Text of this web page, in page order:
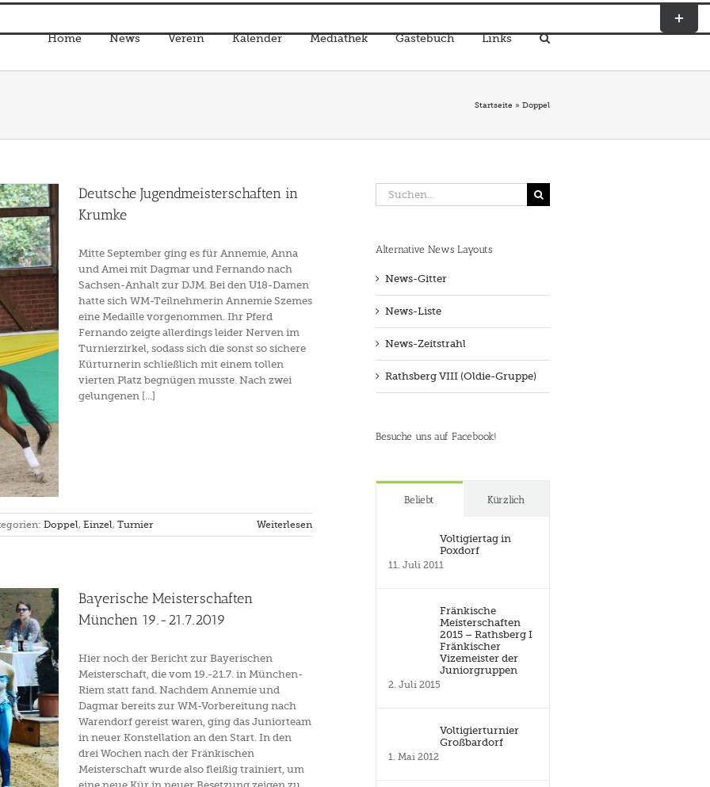
Home News Verein Kalender Mediathek Gästebuch Links
Startseite » Doppel
Deutsche Jugendmeisterschaften in
Krumke
Mitte September ging es für Annemie, Anna
und Amei mit Dagmar und Fernando nach
Sachsen-Anhalt zur DJM. Bei den U18-Damen
hatte sich WM-Teilnehmerin Annemie Szemes
eine Medaille vorgenommen. Ihr Pferd
Fernando zeigte allerdings leider Nerven im
Turnierzirkel, sodass sich die sonst so sichere
Kürturnerin schließlich mit einem tollen
vierten Platz begnügen musste. Nach zwei
gelungenen [...]
Doppel, Einzel, Turnier Weiterlesen
Bayerische Meisterschaften
München 19.-21.7.2019
Hier noch der Bericht zur Bayerischen
Meisterschaft, die vom 19.-21.7. in München-
Riem statt fand. Nachdem Annemie und
Dagmar bereits zur WM-Vorbereitung nach
Warendorf gereist waren, ging das Juniorteam
in neuer Konstellation an den Start. In den
drei Wochen nach der Fränkischen
Meisterschaft wurde also fleißig trainiert, um
Suche
nach:
Alternative News Layouts
News-Gitter
News-Liste
News-Zeitstrahl
Rathsberg VIII (Oldie-Gruppe)
Besuche uns auf Facebook!
Beliebt Kürzlich
Voltigiertag in
Poxdorf
11. Juli 2011
Fränkische
Meisterschaften
2015 – Rathsberg I
Fränkischer
Vizemeister der
Juniorgruppen
2. Juli 2015
Voltigierturnier
Großbardorf
1. Mai 2012
Toggle
Sliding